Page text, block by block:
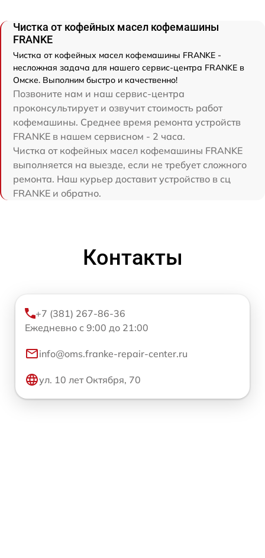
Чистка от кофейных масел кофемашины
FRANKE
Чистка от кофейных масел кофемашины FRANKE -
несложная задача для нашего сервис-центра FRANKE в
Омске. Выполним быстро и качественно!
Позвоните нам и наш сервис-центра
проконсультирует и озвучит стоимость работ
кофемашины. Среднее время ремонта устройств
FRANKE в нашем сервисном - 2 часа.
Чистка от кофейных масел кофемашины FRANKE
выполняется на выезде, если не требует сложного
ремонта. Наш курьер доставит устройство в сц
FRANKE и обратно.
Контакты
+7 (381) 267-86-36
Ежедневно с 9:00 до 21:00
info@oms.franke-repair-center.ru
ул. 10 лет Октября, 70